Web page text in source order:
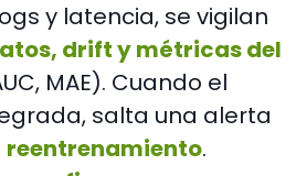
y latencia, se vigilan
drift y métricas del
MAE). Cuando el
salta una alerta
reentrenamiento.